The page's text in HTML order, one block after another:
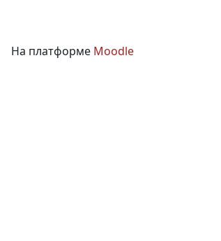
На платформе Moodle